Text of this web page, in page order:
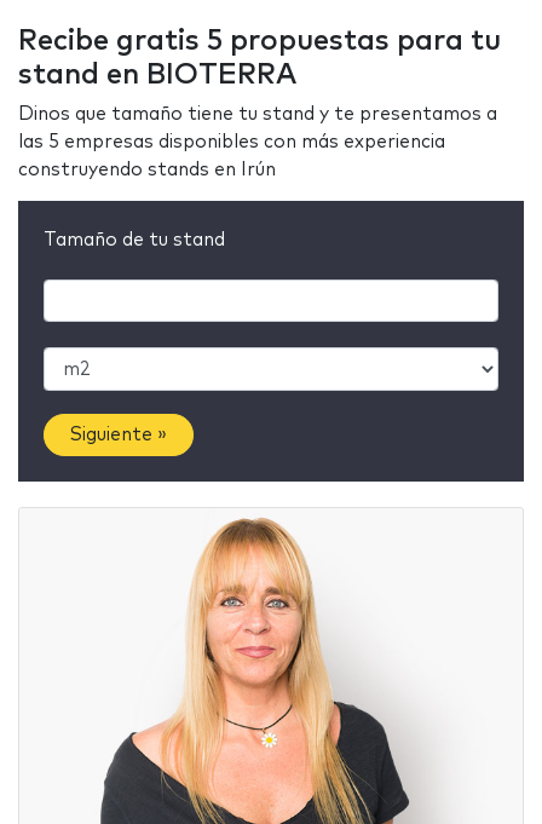
Recibe gratis 5 propuestas para tu
stand en BIOTERRA
Dinos que tamaño tiene tu stand y te presentamos a
las 5 empresas disponibles con más experiencia
construyendo stands en Irún
Tamaño de tu stand
Siguiente »